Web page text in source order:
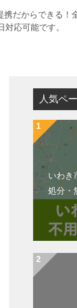
だからできる！
応可能です。
人気ペ
いわき
処分・